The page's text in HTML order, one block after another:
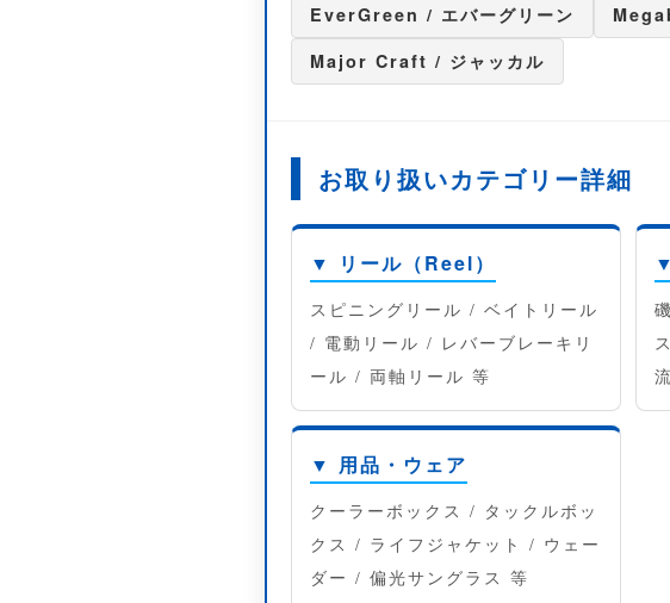
EverGreen / エバーグリーン
Major Craft / ジャッカル
お取り扱いカテゴリー詳細
▼ リール（Reel）
スピニングリール / ベイトリール
/ 電動リール / レバーブレーキリ
ール / 両軸リール 等
▼ 用品・ウェア
クーラーボックス / タックルボッ
クス / ライフジャケット / ウェー
ダー / 偏光サングラス 等